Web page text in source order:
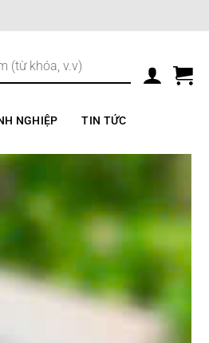
NGHIỆP TIN TỨC